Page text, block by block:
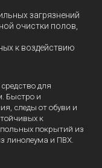
загрязнений
очистки полов,
к воздействию
для
Быстро и
следы от обуви и
к
покрытий из
линолеума и ПВХ.